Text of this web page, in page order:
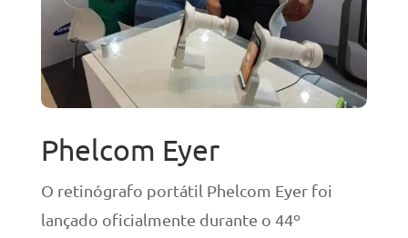
Phelcom Eyer
O retinógrafo portátil Phelcom Eyer foi
lançado oficialmente durante o 44º